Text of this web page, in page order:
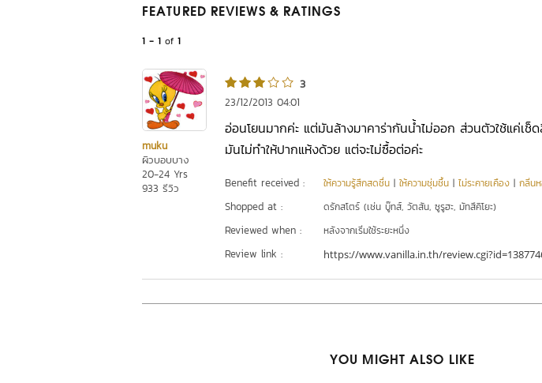
FEATURED REVIEWS & RATINGS
1 - 1 of 1
muku
ผิวบอบบาง
20-24 Yrs
933 รีวิว
3
23/12/2013 04:01
อ่อนโยนมากค่ะ แต่มันล้างมาคาร่ากันน้ำไม่ออก ส่วนตัวใช้แค่เ
มันไม่ทำให้ปากแห้งด้วย แต่จะไม่ซื้อต่อค่ะ
Benefit received : ให้ความรู้สึกสดชื่น | ให้ความชุ่มชื้น | ไม่ระคายเคือง | กลิ่น
Shopped at : ดรักสโตร์ (เช่น บู๊ทส์, วัตสัน, ซูรูฮะ, มัทสึคิโยะ)
Reviewed when : หลังจากเริ่มใช้ระยะหนึ่ง
Review link : https://www.vanilla.in.th/
YOU MIGHT ALSO LIKE